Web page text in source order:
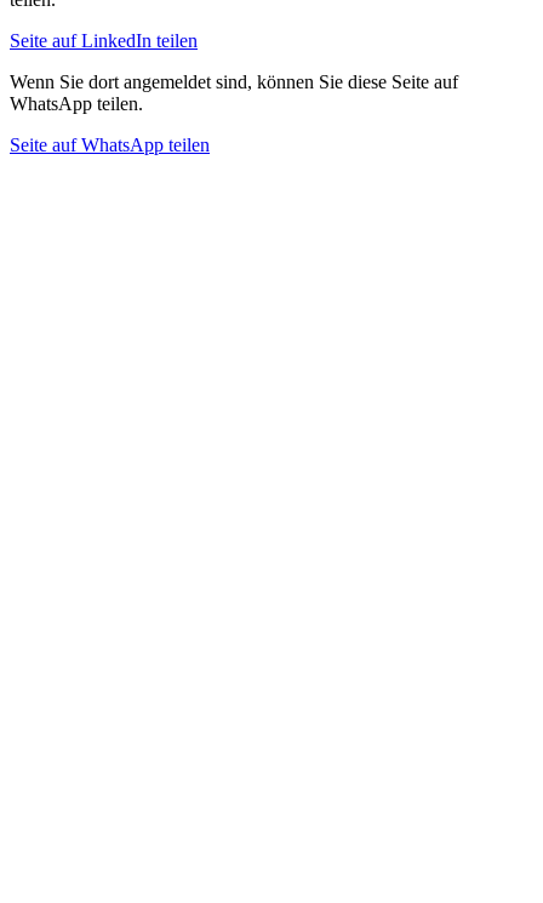
Seite auf LinkedIn teilen
Wenn Sie dort angemeldet sind, können Sie diese Seite auf
WhatsApp teilen.
Seite auf WhatsApp teilen